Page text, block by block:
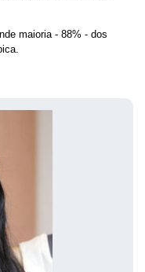
maioria - 88% - dos